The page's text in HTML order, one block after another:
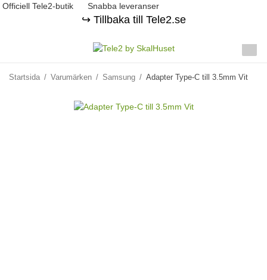
Officiell Tele2-butik Snabba leveranser
↪️ Tillbaka till Tele2.se
Startsida / Varumärken / Samsung / Adapter Type-C till 3.5mm Vit